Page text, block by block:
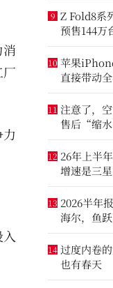
9 Z Fold8系
预售144万
录
10 苹果
直接带动
20%
11 注意了，
售后“缩
12 26年上半
增速是三
14.8%
13 2026半年
海尔，鱼
升数制氧
14 过度内卷
也有春天